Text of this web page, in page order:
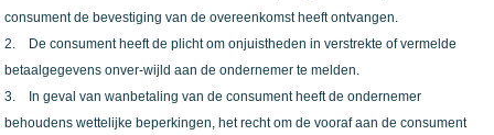
consument de bevestiging van de overeenkomst heeft ontvangen.
2. De consument heeft de plicht om onjuistheden in verstrekte of vermelde
betaalgegevens onver-wijld aan de ondernemer te melden.
3. In geval van wanbetaling van de consument heeft de ondernemer
behoudens wettelijke beperkingen, het recht om de vooraf aan de consument